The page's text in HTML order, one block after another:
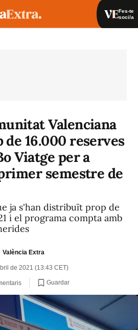
Fes-te
soci/a
Valenciana
16.000 reserves
Viatge per a
semestre de
ja s'han distribuït prop de
i el programa compta amb
València Extra
de 2021 (13:43 CET)
Guardar